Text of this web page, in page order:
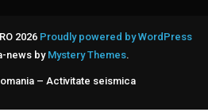
2026 Proudly powered by WordPress
news by Mystery Themes.
– Activitate seismica